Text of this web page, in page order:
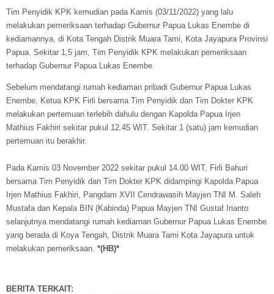
Tim Penyidik KPK kemudian pada Kamis (03/11/2022) yang lalu
melakukan pemeriksaan terhadap Gubernur Papua Lukas Enembe di
kediamannya, di Kota Tengah Distrik Muara Tami, Kota Jayapura Provinsi
Papua. Sekitar 1,5 jam, Tim Penyidik KPK melakukan pemeriksaan
terhadap Gubernur Papua Lukas Enembe.
Sebelum mendatangi rumah kediaman pribadi Gubernur Papua Lukas
Enembe, Ketua KPK Firli bersama Tim Penyidik dan Tim Dokter KPK
melakukan pertemuan terlebih dahulu dengan Kapolda Papua Irjen
Mathius Fakhiri sekitar pukul 12.45 WIT. Sekitar 1 (satu) jam kemudian
pertemuan itu berakhir.
Pada Kamis 03 November 2022 sekitar pukul 14.00 WIT, Firli Bahuri
bersama Tim Penyidik dan Tim Dokter KPK didampingi Kapolda Papua
Irjen Mathius Fakhiri, Pangdam XVII Cendrawasih Mayjen TNI M. Saleh
Mustafa dan Kepala BIN (Kabinda) Papua Mayjen TNI Gustaf Irianto
selanjutnya mendatangi rumah kediaman Gubernur Papua Lukas Enembe
yang berada di Koya Tengah, Distrik Muara Tami Kota Jayapura untuk
melakukan pemeriksaan. *(HB)*
BERITA TERKAIT: